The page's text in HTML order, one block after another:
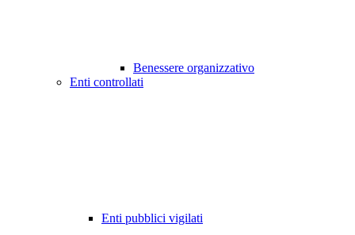
Benessere organizzativo
Enti controllati
Enti pubblici vigilati